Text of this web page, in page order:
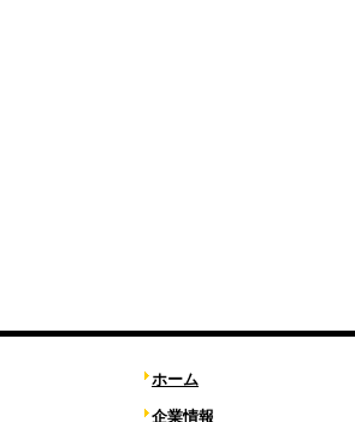
ホーム
企業情報